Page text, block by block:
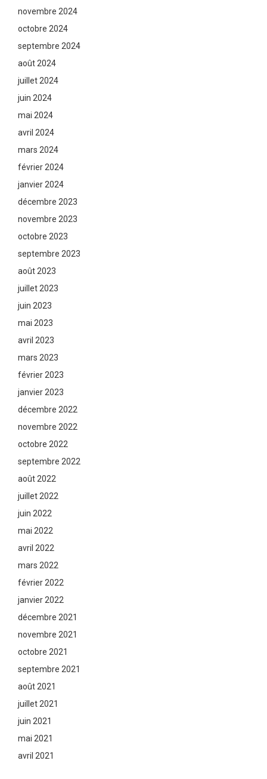
novembre 2024
octobre 2024
septembre 2024
août 2024
juillet 2024
juin 2024
mai 2024
avril 2024
mars 2024
février 2024
janvier 2024
décembre 2023
novembre 2023
octobre 2023
septembre 2023
août 2023
juillet 2023
juin 2023
mai 2023
avril 2023
mars 2023
février 2023
janvier 2023
décembre 2022
novembre 2022
octobre 2022
septembre 2022
août 2022
juillet 2022
juin 2022
mai 2022
avril 2022
mars 2022
février 2022
janvier 2022
décembre 2021
novembre 2021
octobre 2021
septembre 2021
août 2021
juillet 2021
juin 2021
mai 2021
avril 2021